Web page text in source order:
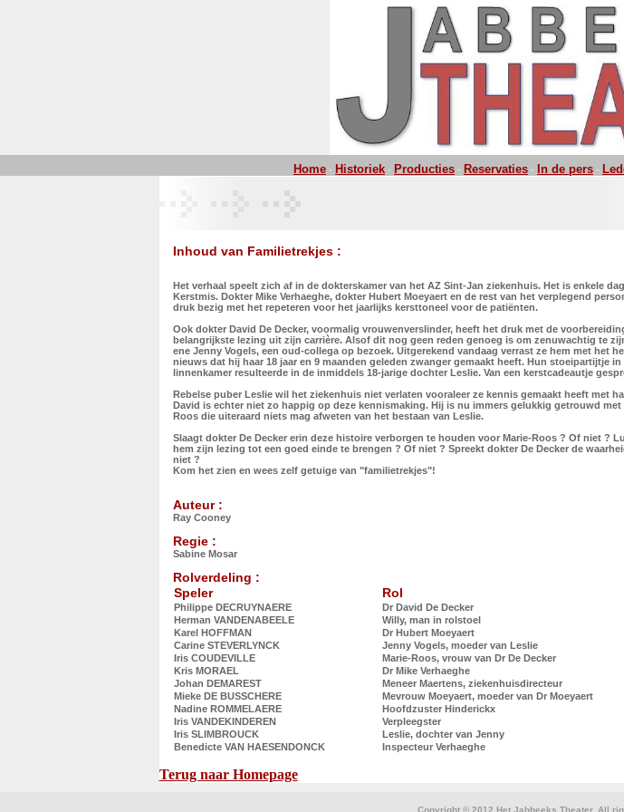
Home - Historiek - Producties - Reservaties - In de pers -
Inhoud van Familietrekjes :
Het verhaal speelt zich af in de dokterskamer van het AZ Sint-Jan ziekenhuis. Het is enkele
Kerstmis. Dokter Mike Verhaeghe, dokter Hubert Moeyaert en de rest van het verplegend
druk bezig met het repeteren voor het jaarlijks kersttoneel voor de patiënten.
Ook dokter David De Decker, voormalig vrouwenverslinder, heeft het druk met de
belangrijkste lezing uit zijn carrière. Alsof dit nog geen reden genoeg is om zenuwachtig te
ene Jenny Vogels, een oud-collega op bezoek. Uitgerekend vandaag verrast ze hem met het
nieuws dat hij haar 18 jaar en 9 maanden geleden zwanger gemaakt heeft. Hun stoeipartijtje in
linnenkamer resulteerde in de inmiddels 18-jarige dochter Leslie. Van een kerstcadeautje
Rebelse puber Leslie wil het ziekenhuis niet verlaten vooraleer ze kennis gemaakt heeft met
David is echter niet zo happig op deze kennismaking. Hij is nu immers gelukkig getrouwd met
Roos die uiteraard niets mag afweten van het bestaan van Leslie.
Slaagt dokter De Decker erin deze histoire verborgen te houden voor Marie-Roos ? Of niet ?
hem zijn lezing tot een goed einde te brengen ? Of niet ? Spreekt dokter De Decker de
niet ?
Kom het zien en wees zelf getuige van "familietrekjes"!
Auteur :
Ray Cooney
Regie :
Sabine Mosar
Rolverdeling :
Speler
Rol
Philippe DECRUYNAERE
Dr David De Decker
Herman VANDENABEELE
Willy, man in rolstoel
Karel HOFFMAN
Dr Hubert Moeyaert
Carine STEVERLYNCK
Jenny Vogels, moeder van Leslie
Iris COUDEVILLE
Marie-Roos, vrouw van Dr De Decker
Kris MORAEL
Dr Mike Verhaeghe
Johan DEMAREST
Meneer Maertens, ziekenhuisdirecteur
Mieke DE BUSSCHERE
Mevrouw Moeyaert, moeder van Dr Moeyaert
Nadine ROMMELAERE
Hoofdzuster Hinderickx
Iris VANDEKINDEREN
Verpleegster
Iris SLIMBROUCK
Leslie, dochter van Jenny
Benedicte VAN HAESENDONCK
Inspecteur Verhaeghe
Terug naar Homepage
Copyright © 2012 Het Jabbeeks Theater. All